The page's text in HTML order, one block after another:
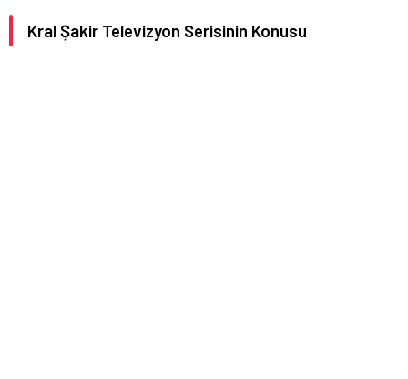
Kral Şakir Televizyon Serisinin Konusu